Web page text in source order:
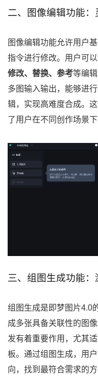
二、图像编辑功能
图像编辑功能允许用户
指令进行修改。用户可以
修改、替换、参考等编
多图输入输出，能够进行
辑，实现高难度合成。
了用户在不同创作场景下
三、组图生成功能
组图生成是即梦图片4.0
成多张具备关联性的图
发有着重要作用，尤其
板。通过组图生成，用
向，找到最符合需求的方